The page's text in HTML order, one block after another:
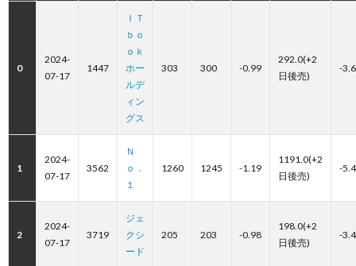
0
2024-
07-17
1447
ＩＴ
ｂｏ
ｏｋ
ホー
ルデ
ィン
グス
303 300 -0.99
292.0(+2
日後売)
-
1
2024-
07-17
3562
Ｎ
ｏ．
１
1260 1245 -1.19
1191.0(+2
日後売)
-
2
2024-
07-17
3719
ジェ
クシ
ード
205 203 -0.98
198.0(+2
日後売)
-